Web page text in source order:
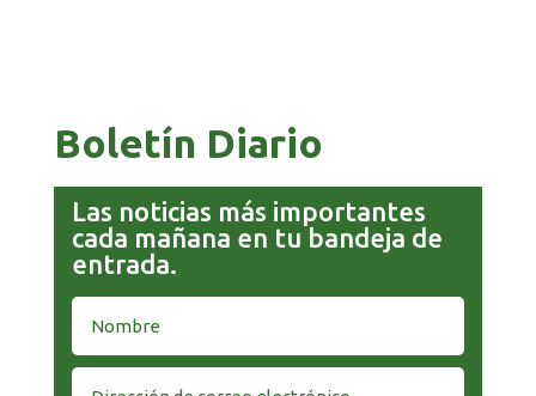
Boletín Diario
Las noticias más importantes
cada mañana en tu bandeja de
entrada.